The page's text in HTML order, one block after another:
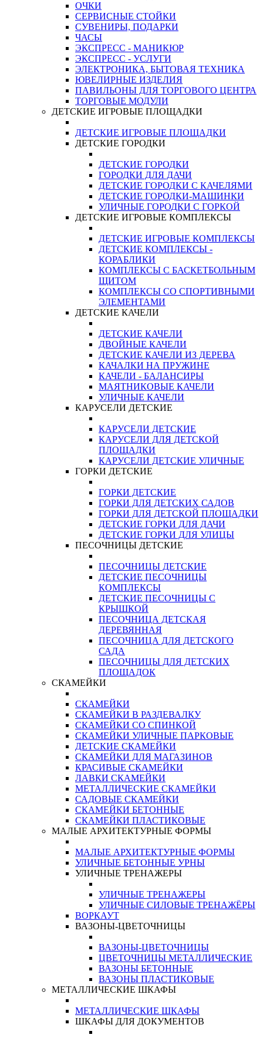
ОЧКИ
СЕРВИСНЫЕ СТОЙКИ
СУВЕНИРЫ, ПОДАРКИ
ЧАСЫ
ЭКСПРЕСС - МАНИКЮР
ЭКСПРЕСС - УСЛУГИ
ЭЛЕКТРОНИКА, БЫТОВАЯ ТЕХНИКА
ЮВЕЛИРНЫЕ ИЗДЕЛИЯ
ПАВИЛЬОНЫ ДЛЯ ТОРГОВОГО ЦЕНТРА
ТОРГОВЫЕ МОДУЛИ
ДЕТСКИЕ ИГРОВЫЕ ПЛОЩАДКИ
ДЕТСКИЕ ИГРОВЫЕ ПЛОЩАДКИ
ДЕТСКИЕ ГОРОДКИ
ДЕТСКИЕ ГОРОДКИ
ГОРОДКИ ДЛЯ ДАЧИ
ДЕТСКИЕ ГОРОДКИ С КАЧЕЛЯМИ
ДЕТСКИЕ ГОРОДКИ-МАШИНКИ
УЛИЧНЫЕ ГОРОДКИ С ГОРКОЙ
ДЕТСКИЕ ИГРОВЫЕ КОМПЛЕКСЫ
ДЕТСКИЕ ИГРОВЫЕ КОМПЛЕКСЫ
ДЕТСКИЕ КОМПЛЕКСЫ -
КОРАБЛИКИ
КОМПЛЕКСЫ С БАСКЕТБОЛЬНЫМ
ЩИТОМ
КОМПЛЕКСЫ СО СПОРТИВНЫМИ
ЭЛЕМЕНТАМИ
ДЕТСКИЕ КАЧЕЛИ
ДЕТСКИЕ КАЧЕЛИ
ДВОЙНЫЕ КАЧЕЛИ
ДЕТСКИЕ КАЧЕЛИ ИЗ ДЕРЕВА
КАЧАЛКИ НА ПРУЖИНЕ
КАЧЕЛИ - БАЛАНСИРЫ
МАЯТНИКОВЫЕ КАЧЕЛИ
УЛИЧНЫЕ КАЧЕЛИ
КАРУСЕЛИ ДЕТСКИЕ
КАРУСЕЛИ ДЕТСКИЕ
КАРУСЕЛИ ДЛЯ ДЕТСКОЙ
ПЛОЩАДКИ
КАРУСЕЛИ ДЕТСКИЕ УЛИЧНЫЕ
ГОРКИ ДЕТСКИЕ
ГОРКИ ДЕТСКИЕ
ГОРКИ ДЛЯ ДЕТСКИХ САДОВ
ГОРКИ ДЛЯ ДЕТСКОЙ ПЛОЩАДКИ
ДЕТСКИЕ ГОРКИ ДЛЯ ДАЧИ
ДЕТСКИЕ ГОРКИ ДЛЯ УЛИЦЫ
ПЕСОЧНИЦЫ ДЕТСКИЕ
ПЕСОЧНИЦЫ ДЕТСКИЕ
ДЕТСКИЕ ПЕСОЧНИЦЫ
КОМПЛЕКСЫ
ДЕТСКИЕ ПЕСОЧНИЦЫ С
КРЫШКОЙ
ПЕСОЧНИЦА ДЕТСКАЯ
ДЕРЕВЯННАЯ
ПЕСОЧНИЦА ДЛЯ ДЕТСКОГО
САДА
ПЕСОЧНИЦЫ ДЛЯ ДЕТСКИХ
ПЛОЩАДОК
СКАМЕЙКИ
СКАМЕЙКИ
СКАМЕЙКИ В РАЗДЕВАЛКУ
СКАМЕЙКИ СО СПИНКОЙ
СКАМЕЙКИ УЛИЧНЫЕ ПАРКОВЫЕ
ДЕТСКИЕ СКАМЕЙКИ
СКАМЕЙКИ ДЛЯ МАГАЗИНОВ
КРАСИВЫЕ СКАМЕЙКИ
ЛАВКИ СКАМЕЙКИ
МЕТАЛЛИЧЕСКИЕ СКАМЕЙКИ
САДОВЫЕ СКАМЕЙКИ
СКАМЕЙКИ БЕТОННЫЕ
СКАМЕЙКИ ПЛАСТИКОВЫЕ
МАЛЫЕ АРХИТЕКТУРНЫЕ ФОРМЫ
МАЛЫЕ АРХИТЕКТУРНЫЕ ФОРМЫ
УЛИЧНЫЕ БЕТОННЫЕ УРНЫ
УЛИЧНЫЕ ТРЕНАЖЕРЫ
УЛИЧНЫЕ ТРЕНАЖЕРЫ
УЛИЧНЫЕ СИЛОВЫЕ ТРЕНАЖЁРЫ
ВОРКАУТ
ВАЗОНЫ-ЦВЕТОЧНИЦЫ
ВАЗОНЫ-ЦВЕТОЧНИЦЫ
ЦВЕТОЧНИЦЫ МЕТАЛЛИЧЕСКИЕ
ВАЗОНЫ БЕТОННЫЕ
ВАЗОНЫ ПЛАСТИКОВЫЕ
МЕТАЛЛИЧЕСКИЕ ШКАФЫ
МЕТАЛЛИЧЕСКИЕ ШКАФЫ
ШКАФЫ ДЛЯ ДОКУМЕНТОВ